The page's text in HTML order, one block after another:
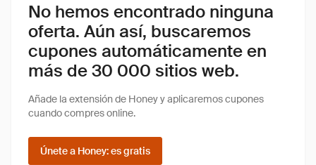
No hemos encontrado ninguna
oferta. Aún así, buscaremos
cupones automáticamente en
más de 30 000 sitios web.
Añade la extensión de Honey y aplicaremos cupones
cuando compres online.
Únete a Honey: es gratis